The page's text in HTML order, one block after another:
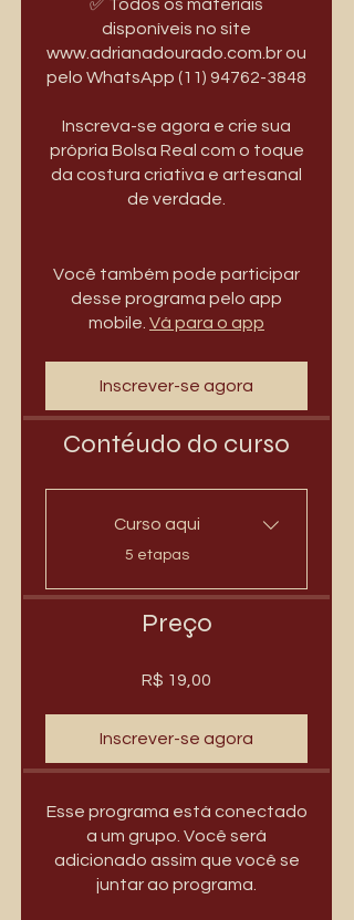
✅ Todos os materiais
disponíveis no site
www.adrianadourado.com.br ou
pelo WhatsApp (11) 94762-3848
Inscreva-se agora e crie sua
própria Bolsa Real com o toque
da costura criativa e artesanal
de verdade.
Você também pode participar
desse programa pelo app
mobile. Vá para o app
Inscrever-se agora
Contéudo do curso
Curso aqui
.
5 etapas
Preço
R$ 19,00
Inscrever-se agora
Esse programa está conectado
a um grupo. Você será
adicionado assim que você se
juntar ao programa.